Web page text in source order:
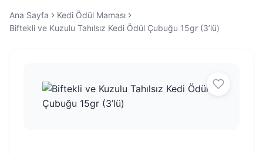
Ana Sayfa
Kedi Ödül Maması
Biftekli ve Kuzulu Tahılsız Kedi Ödül Çubuğu 15gr (3’lü)